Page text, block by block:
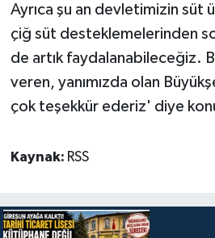
Ayrıca şu an devletimizin süt
çiğ süt desteklemelerinden
de artık faydalanabileceğiz.
veren, yanımızda olan
çok teşekkür ederiz' diye
Kaynak: RSS